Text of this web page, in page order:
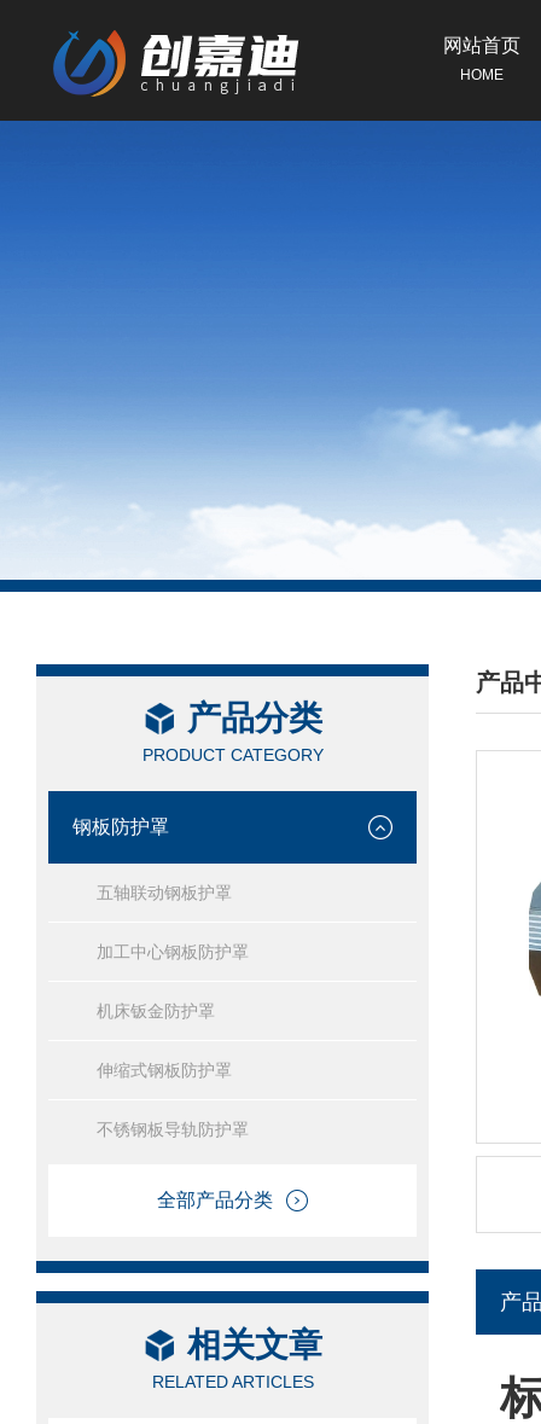
网站首页
HOME
产品分类
PRODUCT CATEGORY
钢板防护罩
五轴联动钢板护罩
加工中心钢板防护罩
机床钣金防护罩
伸缩式钢板防护罩
不锈钢板导轨防护罩
全部产品分类
相关文章
RELATED ARTICLES
产品
/
产